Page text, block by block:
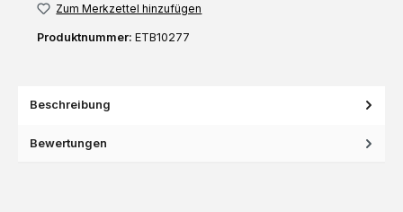
Zum Merkzettel hinzufügen
Produktnummer: ETB10277
Beschreibung
Bewertungen